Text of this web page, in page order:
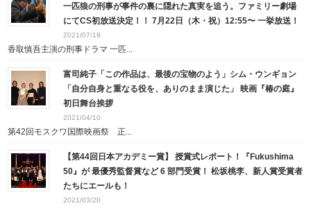
一匹狼の刑事が事件の裏に隠れた真実を追う。ファミリー劇場
にてCS初放送決定！！ 7月22日（木・祝）12:55〜 一挙放送！
2021/07/19
香取慎吾主演の刑事ドラマ 一匹...
富司純子「この作品は、最後の宝物のよう」シム・ウンギョン
「自分自身と重なる役を、ありのまま演じた」 映画『椿の庭』
初日舞台挨拶
2021/04/10
第42回モスクワ国際映画祭 正...
【第44回日本アカデミー賞】 授賞式レポート！『Fukushima
50』が 最優秀監督賞など 6 部⾨受賞！ 松坂桃李、新人賞受賞者
たちにエールも！
2021/03/20